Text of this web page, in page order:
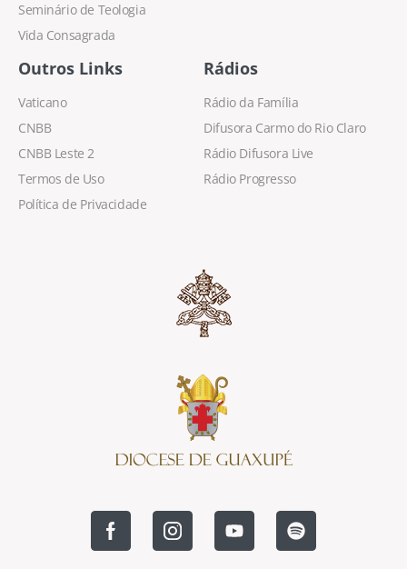
Seminário de Teologia
Vida Consagrada
Outros Links
Vaticano
CNBB
CNBB Leste 2
Termos de Uso
Política de Privacidade
Rádios
Rádio da Família
Difusora Carmo do Rio Claro
Rádio Difusora Live
Rádio Progresso